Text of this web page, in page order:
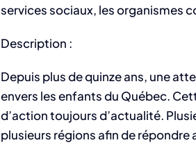
services sociaux, les organismes
Description :
Depuis plus de quinze ans, une
envers les enfants du Québec.
d’action toujours d’actualité.
plusieurs régions afin de